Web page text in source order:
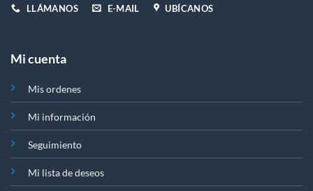
LLÁMANOS E-MAIL UBÍCANOS
Mi cuenta
Mis ordenes
Mi información
Seguimiento
Mi lista de deseos